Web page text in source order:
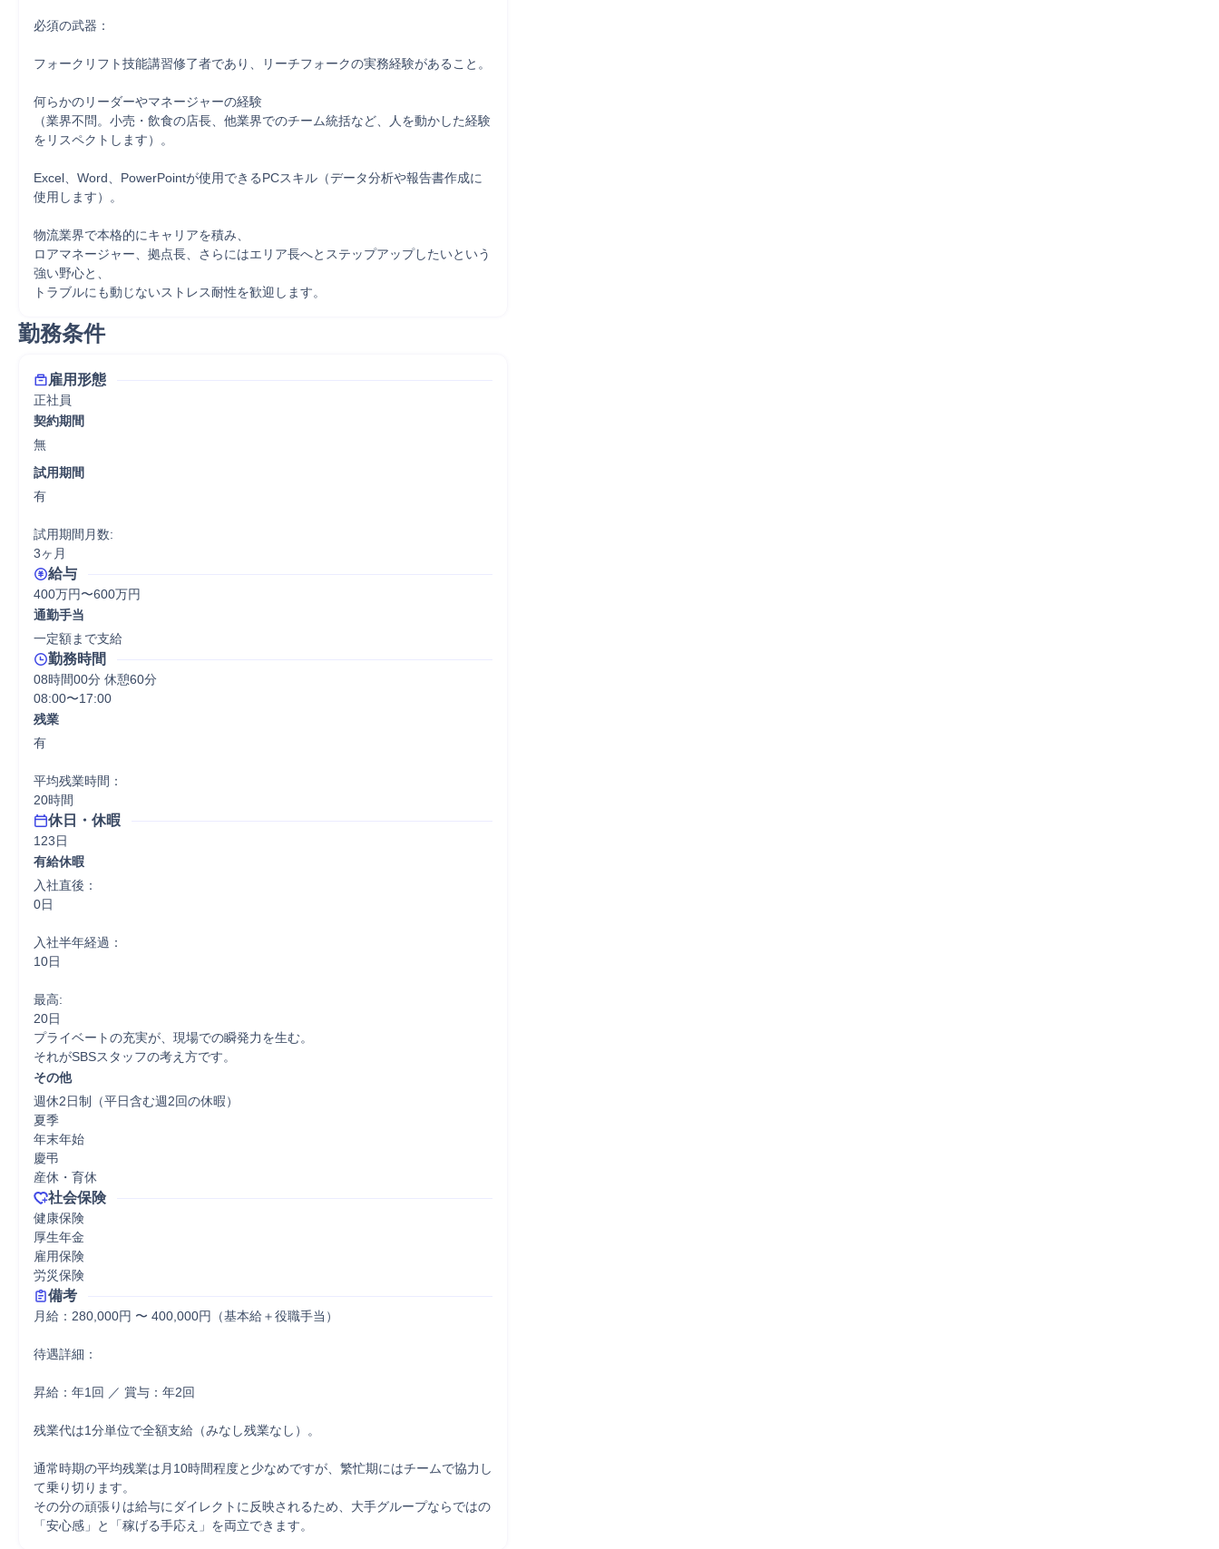
必須の武器：
フォークリフト技能講習修了者であり、リーチフォークの実務経験があること。
何らかのリーダーやマネージャーの経験
（業界不問。小売・飲食の店長、他業界でのチーム統括など、人を動かした経験
をリスペクトします）。
Excel、Word、PowerPointが使用できるPCスキル（データ分析や報告書作成に
使用します）。
物流業界で本格的にキャリアを積み、
ロアマネージャー、拠点長、さらにはエリア長へとステップアップしたいという
強い野心と、
トラブルにも動じないストレス耐性を歓迎します。
勤務条件
雇用形態
正社員
契約期間
無
試用期間
有
試用期間月数:
3ヶ月
給与
400万円〜600万円
通勤手当
一定額まで支給
勤務時間
08時間00分 休憩60分
08:00〜17:00
残業
有
平均残業時間：
20時間
休日・休暇
123日
有給休暇
入社直後：
0日
入社半年経過：
10日
最高:
20日
プライベートの充実が、現場での瞬発力を生む。
それがSBSスタッフの考え方です。
その他
週休2日制（平日含む週2回の休暇）
夏季
年末年始
慶弔
産休・育休
社会保険
健康保険
厚生年金
雇用保険
労災保険
備考
月給：280,000円 〜 400,000円（基本給＋役職手当）
待遇詳細：
昇給：年1回 ／ 賞与：年2回
残業代は1分単位で全額支給（みなし残業なし）。
通常時期の平均残業は月10時間程度と少なめですが、繁忙期にはチームで協力し
て乗り切ります。
その分の頑張りは給与にダイレクトに反映されるため、大手グループならではの
「安心感」と「稼げる手応え」を両立できます。